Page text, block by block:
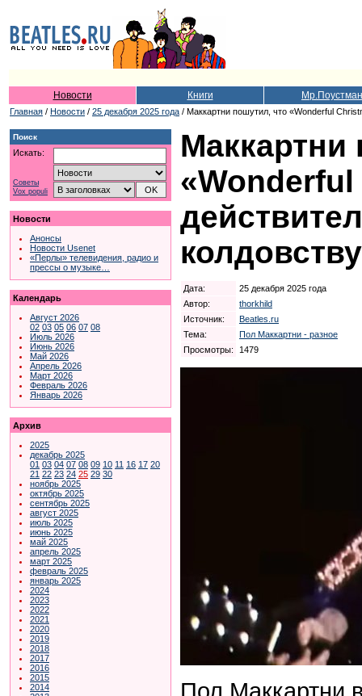
Новости Книги Мр.Поустман
Главная / Новости / 25 декабря 2025 года / Маккартни пошутил, что «Wonderful
Поиск
Искать:
Советы
Vox populi
Новости
Анонсы
Новости Usenet
«Перлы» телевидения, радио и
прессы о музыке…
Календарь
Август 2026
02 03 05 06 07 08
Июль 2026
Июнь 2026
Май 2026
Апрель 2026
Март 2026
Февраль 2026
Январь 2026
Архив
2025
декабрь 2025
01 03 04 07 08 09 10 11 16 17 20
21 22 23 24 25 29 30
ноябрь 2025
октябрь 2025
сентябрь 2025
август 2025
июль 2025
июнь 2025
май 2025
апрель 2025
март 2025
февраль 2025
январь 2025
2024
2023
2022
2021
2020
2019
2018
2017
2016
2015
2014
Маккартни
колдовству
Дата:
25 декабря 2025 года
Автор:
thorkhild
Источник:
Beatles.ru
Тема:
Пол Маккартни - разное
Просмотры:
1479
Пол Маккартни